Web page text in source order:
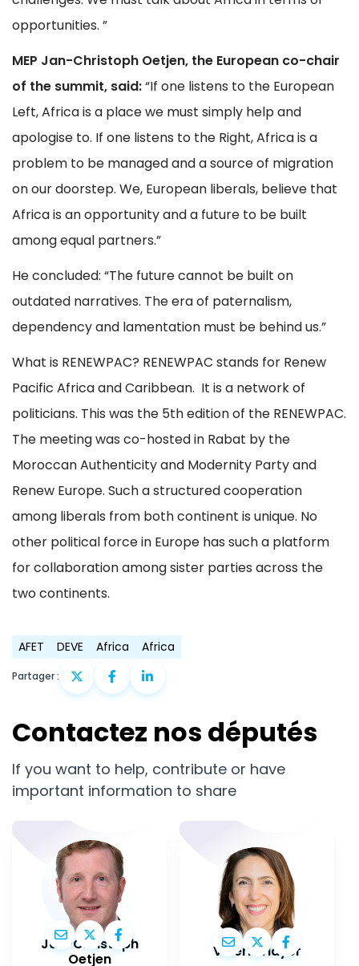
opportunities. ”
MEP Jan-Christoph Oetjen, the European co-chair
of the summit, said:“If one listens to the European
Left, Africa is a place we must simply help and
apologise to. If one listens to the Right, Africa is a
problem to be managed and a source of migration
on our doorstep. We, European liberals, believe that
Africa is an opportunity and a future to be built
among equal partners.”
He concluded: “The future cannot be built on
outdated narratives. The era of paternalism,
dependency and lamentation must be behind us.”
What is RENEWPAC? RENEWPAC stands for Renew
Pacific Africa and Caribbean. It is a network of
politicians. This was the 5th edition of the RENEWPAC.
The meeting was co-hosted in Rabat by the
Moroccan Authenticity and Modernity Party and
Renew Europe. Such a structured cooperation
among liberals from both continent is unique. No
other political force in Europe has such a platform
for collaboration among sister parties across the
two continents.
AFET DEVE Africa Africa
Partager :
Contactez nos députés
If you want to help, contribute or have
important information to share
Jan-Christoph
Oetjen
Valérie Hayer